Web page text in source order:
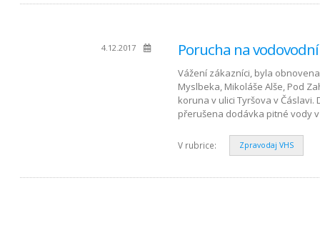
4.12.2017 Porucha na
Vážení zákazníci, byla
Myslbeka, Mikoláše Alše, Pod
koruna v ulici Tyršova v
přerušena dodávka pitné vody v
V rubrice: Zpravodaj VHS